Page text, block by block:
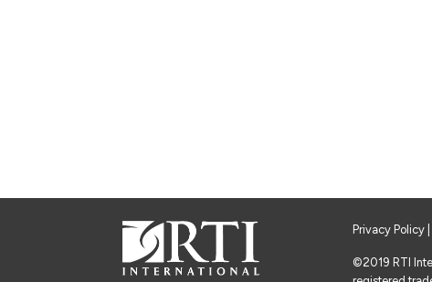
Privacy Policy
©2019 RTI